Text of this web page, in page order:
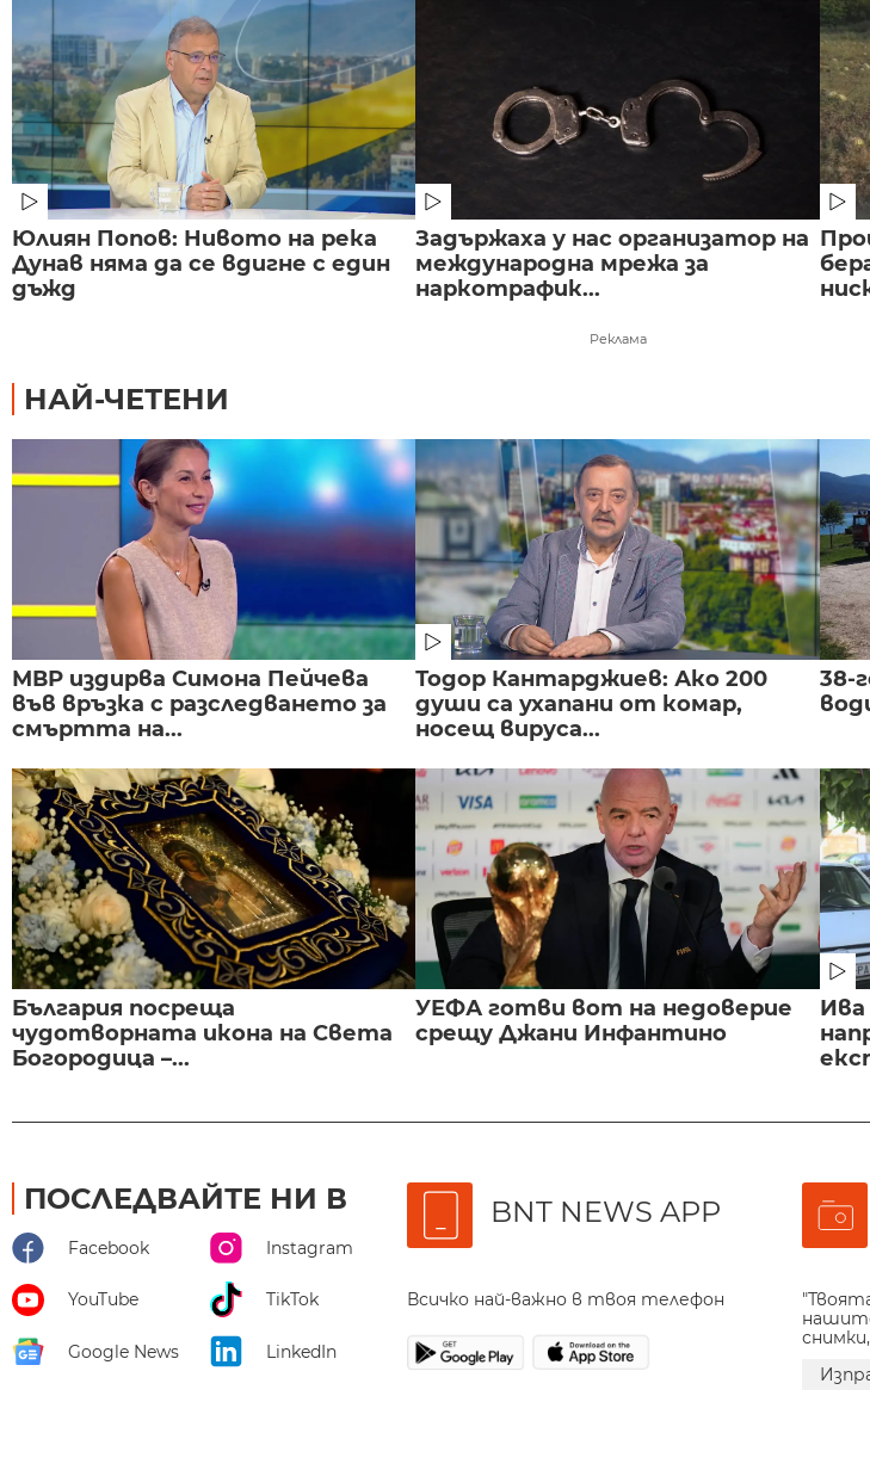
Юлиян Попов: Нивото на река
Дунав няма да се вдигне с един
дъжд
Задържаха у нас организатор на
международна мрежа за
наркотрафик...
Реклама
НАЙ-ЧЕТЕНИ
МВР издирва Симона Пейчева
във връзка с разследването за
смъртта на...
Тодор Кантарджиев: Ако 200
души са ухапани от комар,
носещ вируса...
38-
България посреща
чудотворната икона на Света
Богородица –...
УЕФА готви вот на недоверие
срещу Джани Инфантино
Ива
ПОСЛЕДВАЙТЕ НИ В
Facebook Instagram
YouTube TikTok
Google News LinkedIn
BNT NEWS APP
Всичко най-важно в твоя телефон